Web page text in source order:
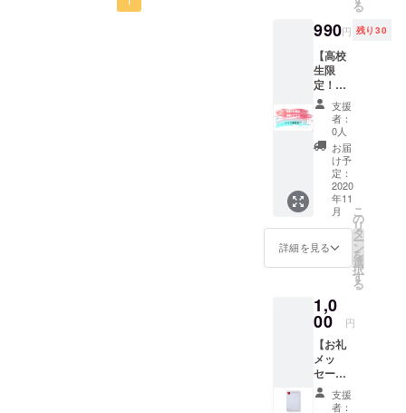
イクを
される
方にオ
スス
メ！ ＜
内容＞
①写真
撮影
（屋内
or屋
外） ②
写真
データ
お渡し
③卒ア
ルサイ
ズの写
真
3cm・
貼って
剥がせ
る仕
様）を
現像し
て後日
配送 ※
る
990円 残り30
【高校
生限
定！卒
アル写
真撮影
プラン
（メイ
クレッ
スン
有）】
メイク
がはじ
めての
方にオ
スス
メ！ ＜
①簡単
なメイ
クレッ
スン ②
写真撮
影（屋
内or屋
外） ③
支援
者：
0人
お届
け予
定：
2020
年11
月
詳細を見る
こ
の
リ
タ
ー
ン
を
選
択
す
る
1,0
00 円
【お礼
メッ
セー
ジ】 プ
ロジェ
支援
者：